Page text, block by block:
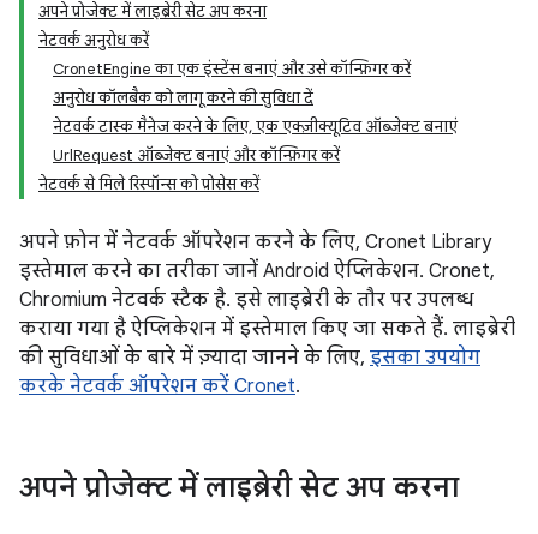
अपने प्रोजेक्ट में लाइब्रेरी सेट अप करना
नेटवर्क अनुरोध करें
CronetEngine का एक इंस्टेंस बनाएं और उसे कॉन्फ़िगर करें
अनुरोध कॉलबैक को लागू करने की सुविधा दें
नेटवर्क टास्क मैनेज करने के लिए, एक एक्ज़ीक्यूटिव ऑब्जेक्ट बनाएं
UrlRequest ऑब्जेक्ट बनाएं और कॉन्फ़िगर करें
नेटवर्क से मिले रिस्पॉन्स को प्रोसेस करें
अपने फ़ोन में नेटवर्क ऑपरेशन करने के लिए, Cronet Library
इस्तेमाल करने का तरीका जानें Android ऐप्लिकेशन. Cronet,
Chromium नेटवर्क स्टैक है. इसे लाइब्रेरी के तौर पर उपलब्ध
कराया गया है ऐप्लिकेशन में इस्तेमाल किए जा सकते हैं. लाइब्रेरी
की सुविधाओं के बारे में ज़्यादा जानने के लिए, इसका उपयोग
करके नेटवर्क ऑपरेशन करें Cronet.
अपने प्रोजेक्ट में लाइब्रेरी सेट अप करना